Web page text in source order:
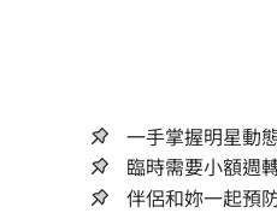
臨時需要小額週
伴侶和妳一起預